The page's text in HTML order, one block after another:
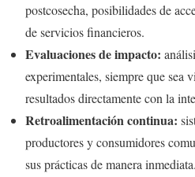
postcosecha, posibilidades de
de servicios financieros.
Evaluaciones de impacto:
experimentales, siempre que sea
resultados directamente con la
Retroalimentación continua:
productores y consumidores
sus prácticas de manera inmediata.